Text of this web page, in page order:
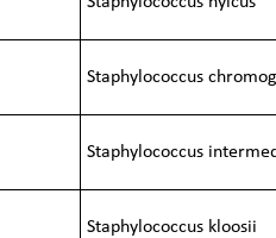
Staphylococcus
Staphylococcus
Staphylococcus kloosii